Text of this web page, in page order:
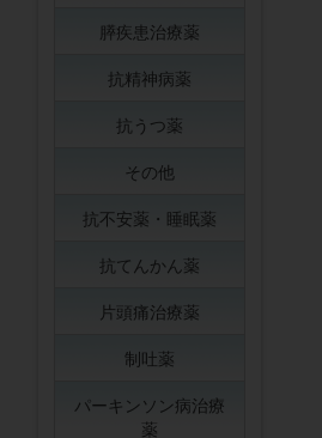
膵疾患治療薬
抗精神病薬
抗うつ薬
その他
抗不安薬・睡眠薬
抗てんかん薬
片頭痛治療薬
制吐薬
パーキンソン病治療
薬